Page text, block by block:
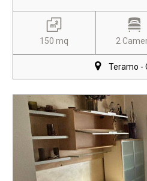
150 mq 2
Teramo -